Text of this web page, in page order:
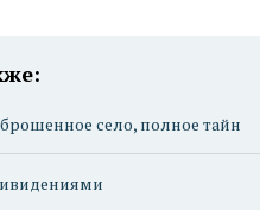
село, полное тайн